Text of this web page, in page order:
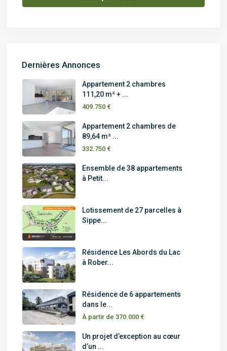
Dernières Annonces
Appartement 2 chambres
111,20 m² + ...
409.750 €
Appartement 2 chambres de
89,64 m² ...
332.750 €
Ensemble de 38 appartements
à Petit...
Lotissement de 27 parcelles à
Sippe...
Résidence Les Abords du Lac
à Rober...
Résidence de 6 appartements
dans le...
À partir de370.000 €
Un projet d’exception au cœur
d’un ...